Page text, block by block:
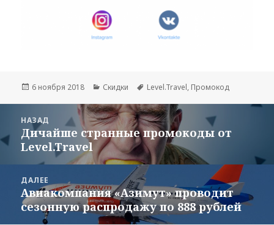
Опубликовано
6 ноября 2018 Рубрики
Скидки Метки
Level.Travel, Промокод
записям
НАЗАД
Предыдущая
запись:
Дичайше странные промокоды от
Level.Travel
ДАЛЕЕ
Следующая
запись:
Авиакомпания «Азимут» проводит
сезонную распродажу по 888 рублей